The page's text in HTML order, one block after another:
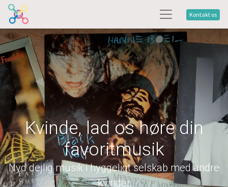
Kontakt os
Kvinde, lad os høre din
favoritmusik
Nyd dejlig musik i hyggeligt selskab med andre
kvinder